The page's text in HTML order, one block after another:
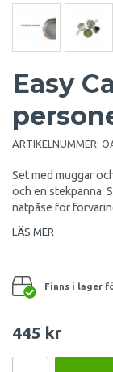
Easy
ARTIKELNUMMER:
Set med muggar
och en stekpanna.
nätpåse för
LÄS MER
Finns i lager
445 kr